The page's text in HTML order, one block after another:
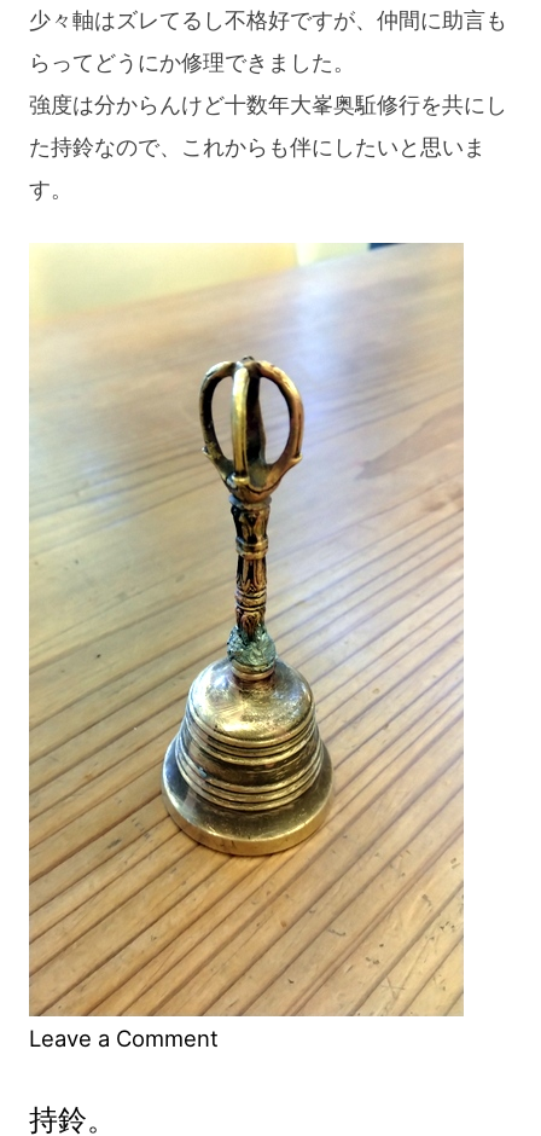
な
ん
で
す
少々軸はズレてるし不格好ですが、仲間に助言も
らってどうにか修理できました。
強度は分からんけど十数年大峯奥駈修行を共にし
た持鈴なので、これからも伴にしたいと思いま
す。
Leave a Comment
持鈴。